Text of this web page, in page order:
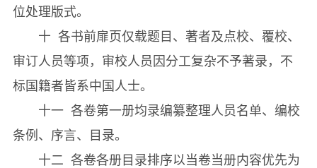
大學經義◇濯溪集◎金相進（二六七）
大學辨答補遺◇過齋遺稿◎金正默（二七九）
《韓國經學資料集成大學第五册》
大學經義◇可庵遺稿續集◎金龜柱（三〇五）
大學劄録◇經書劄録◎金龜柱（三五五）
大學或問劄録◇經書劄録◎金龜柱（三九七）
大學條對◇龜巖集◎李元培（四一三）
位处理版式。
十 各书前扉页仅载题目、著者及点校、覆校、
审订人员等项，审校人员因分工复杂不予著录，不
标国籍者皆系中国人士。
十一 各卷第一册均录编纂整理人员名单、编校
条例、序言、目录。
十二 各卷各册目录排序以当卷当册内容优先为